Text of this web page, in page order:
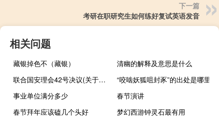
下一篇
考研在职研究生如何练好复试英语发音
相关问题
藏银掉色不（藏银）
清幽的解释及意思是什么
联合国安理会42号决议(关于联合国安理会42号决议简述)
“咬啮妖狐咀封豕”的出处是哪里
事业单位满分多少
春节演讲
春节拜年应该磕几个头好
梦幻西游钟灵石最有用